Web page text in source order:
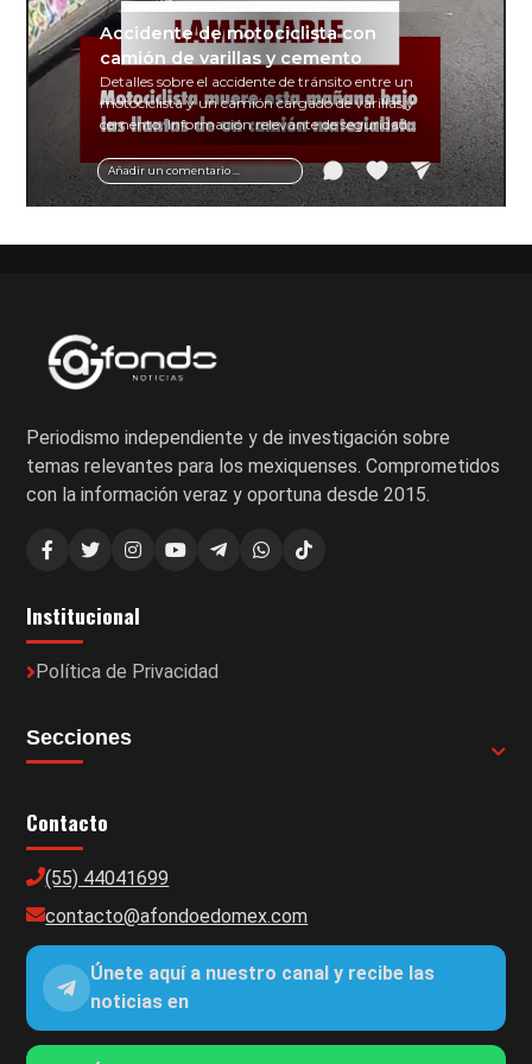
Añadir un comentario ...
Accidente de motociclista con
camión de varillas y cemento
Detalles sobre el accidente de tránsito entre un
motociclista y un camión cargado de varillas y
cemento. Información relevante de seguridad
vial y recomendaciones para motociclistas.
Periodismo independiente y de investigación sobre
temas relevantes para los mexiquenses. Comprometidos
con la información veraz y oportuna desde 2015.
Institucional
Política de Privacidad
Secciones
Contacto
(55) 44041699
contacto@afondoedomex.com
Únete aquí a nuestro canal y recibe las
noticias en